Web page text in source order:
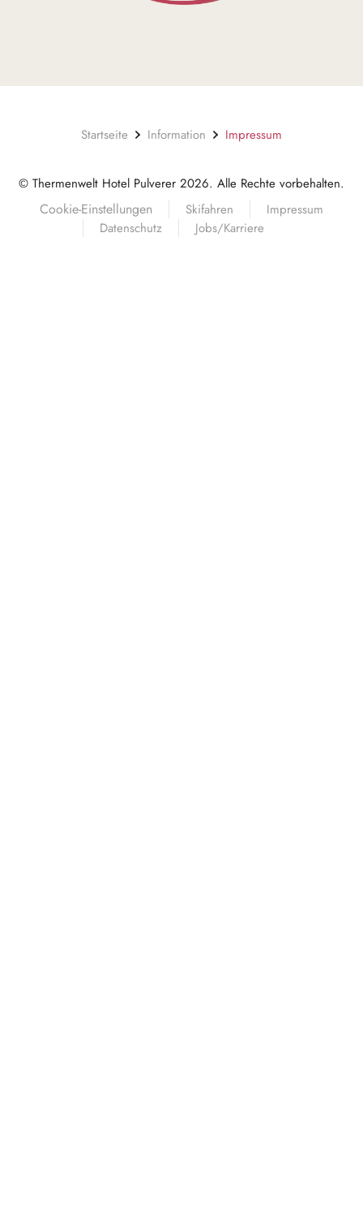
Startseite Information Impressum
© Thermenwelt Hotel Pulverer 2026. Alle Rechte vorbehalten.
Cookie-Einstellungen Skifahren
Impressum
Datenschutz
Jobs/Karriere